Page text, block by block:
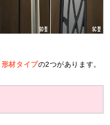
形材タイプの2つがあります。